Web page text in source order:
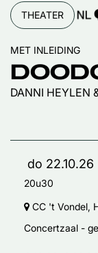
THEATER
DANNI HEYLEN
MET INLEIDING
do 22.10.26
20u30
CC 't Vondel,
Concertzaal -